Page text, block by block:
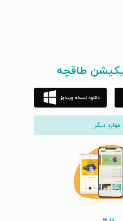
طاقچه
موارد دیگر